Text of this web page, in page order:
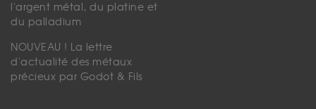
l'argent métal, du platine et
du palladium
NOUVEAU ! La lettre
d'actualité des métaux
précieux par Godot & Fils